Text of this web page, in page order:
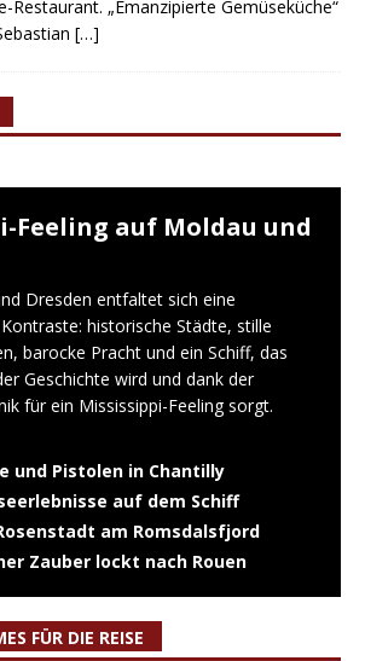
Restaurant. „Emanzipierte Gemüseküche“
[…]
Feeling auf Moldau und
Dresden entfaltet sich eine
historische Städte, stille
barocke Pracht und ein Schiff, das
Geschichte wird und dank der
für ein Mississippi-Feeling sorgt.
und Pistolen in Chantilly
auf dem Schiff
am Romsdalsfjord
Zauber lockt nach Rouen
FÜR DIE REISE